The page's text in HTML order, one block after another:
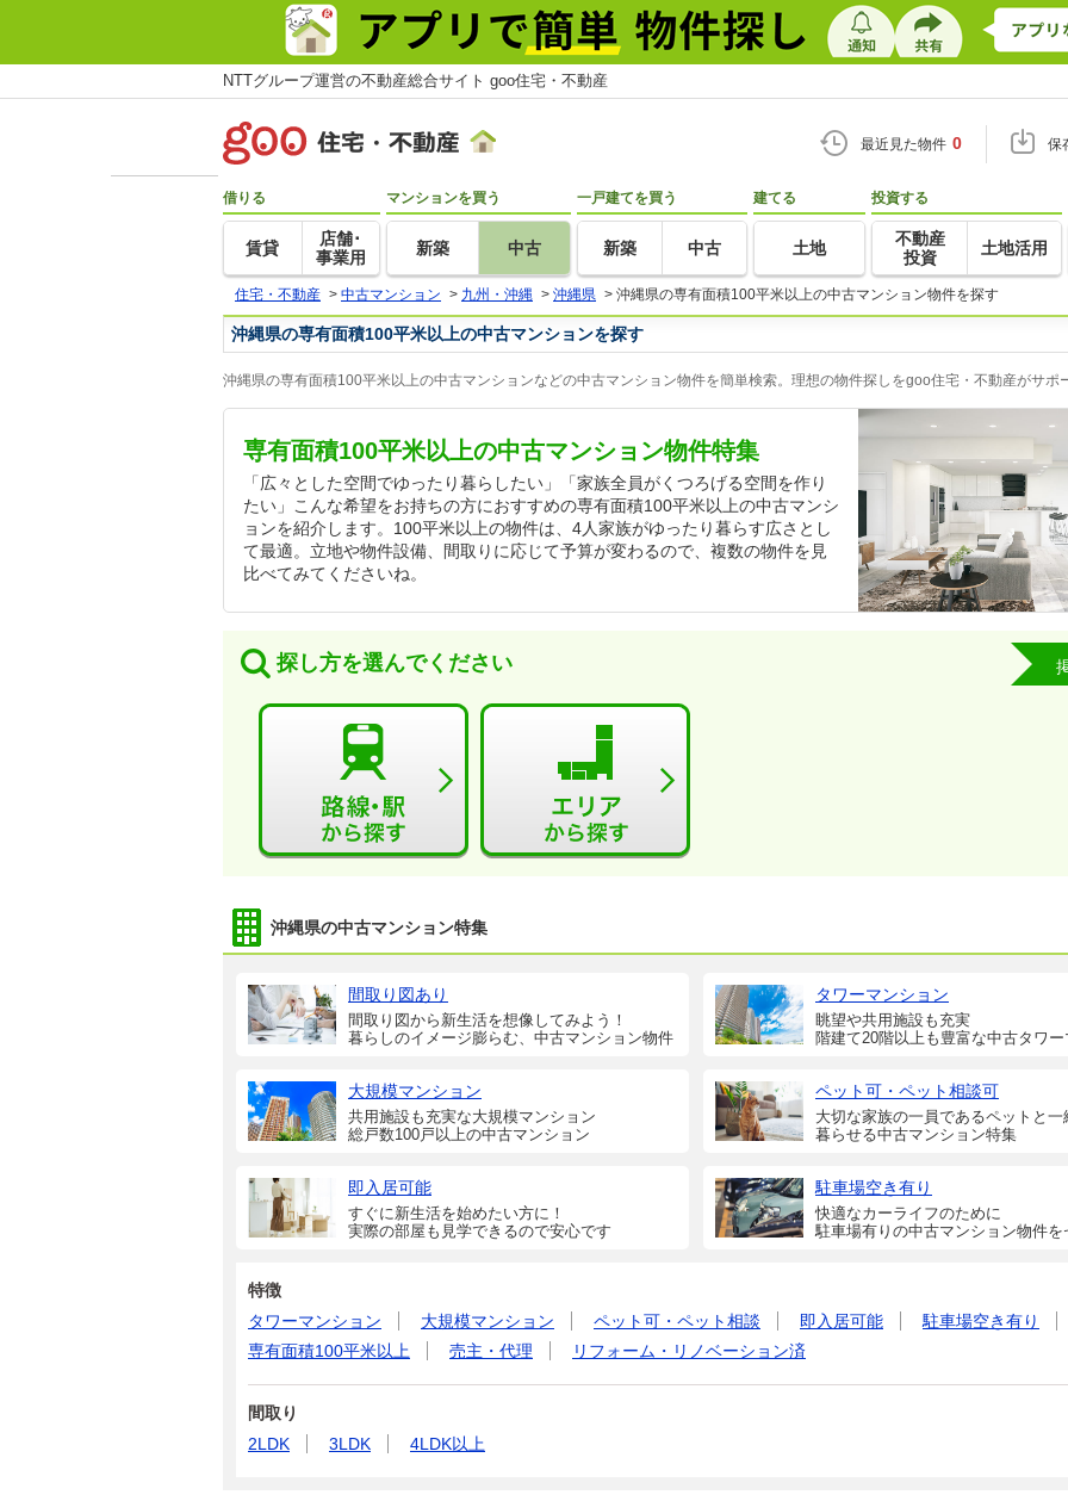
NTTグループ運営の不動産総合サイト goo住宅・不動産
最近見た物件 0 保
借りる
賃貸
店舗･
事業用
マンションを買う
新築 中古
一戸建てを買う
新築 中古
建てる
土地
投資する
不動産
投資
土地活用
住宅・不動産 > 中古マンション > 九州・沖縄 > 沖縄県 > 沖縄県の専有面積100平米以上の中古マンション物件を探す
沖縄県の専有面積100平米以上の中古マンションを探す
沖縄県の専有面積100平米以上の中古マンションなどの中古マンション物件を簡単検索。理想の物件探しをgoo住宅・不動産がサポ
専有面積100平米以上の中古マンション物件特集
「広々とした空間でゆったり暮らしたい」「家族全員がくつろげる空間を作り
たい」こんな希望をお持ちの方におすすめの専有面積100平米以上の中古マンシ
ョンを紹介します。100平米以上の物件は、4人家族がゆったり暮らす広さとし
て最適。立地や物件設備、間取りに応じて予算が変わるので、複数の物件を見
比べてみてくださいね。
探し方を選んでください
沖縄県の中古マンション特集
間取り図あり
間取り図から新生活を想像してみよう！
暮らしのイメージ膨らむ、中古マンション物件
タワーマンション
眺望や共用施設も充実
階建て20階以上も豊富な中古タワ
大規模マンション
共用施設も充実な大規模マンション
総戸数100戸以上の中古マンション
ペット可・ペット相談可
大切な家族の一員であるペットと一
暮らせる中古マンション特集
即入居可能
すぐに新生活を始めたい方に！
実際の部屋も見学できるので安心です
駐車場空き有り
快適なカーライフのために
駐車場有りの中古マンション物件を
特徴
タワーマンション
大規模マンション ペット可・ペット相談 即入居可能
駐車場空き有り
専有面積100平米以上
売主・代理 リフォーム・リノベーション済
間取り
2LDK
3LDK 4LDK以上